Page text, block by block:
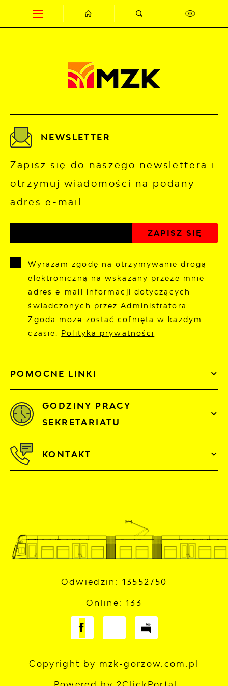
Przejdź do menu.
Przejdź do wyszukiwarki.
Przejdź do treści.
Przejdź do ustawień wielkości czcionki.
Wyłącz wersję kontrastową strony.
POMOCNE LINKI
NEWSLETTER
Zapisz się do naszego newslettera i
otrzymuj wiadomości na podany
adres e-mail
Wyrażam zgodę na otrzymywanie drogą
elektroniczną na wskazany przeze mnie
adres e-mail informacji dotyczących
świadczonych przez Administratora.
Zgoda może zostać cofnięta w każdym
czasie. Polityka prywatności
GODZINY PRACY
SEKRETARIATU
KONTAKT
Odwiedzin: 13552750
Online: 133
Copyright by mzk-gorzow.com.pl